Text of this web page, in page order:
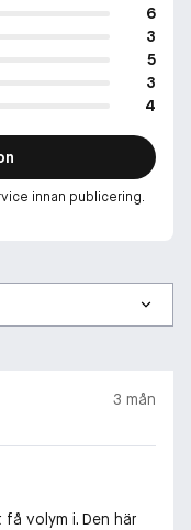
6
3
5
3
4
innan publicering.
3 mån
volym i. Den här